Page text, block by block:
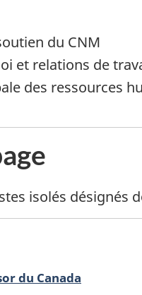
du CNM
et relations de
des ressources
isolés désignés
en bas de page
du Canada